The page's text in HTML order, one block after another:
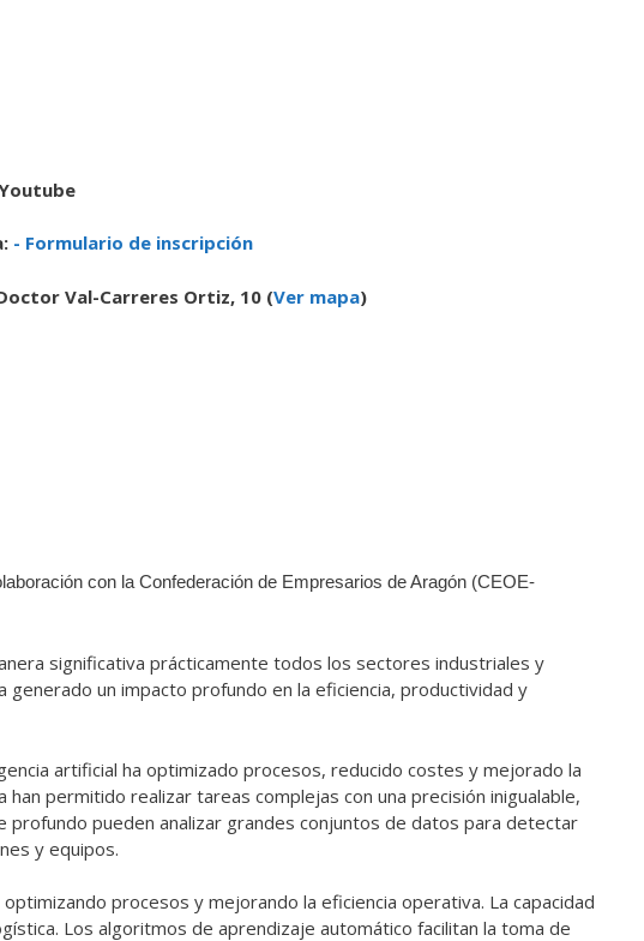
- Formulario de inscripción
Val-Carreres Ortiz, 10 (Ver mapa)
con la Confederación de Empresarios de Aragón (CEOE-
significativa prácticamente todos los sectores industriales y
generado un impacto profundo en la eficiencia, productividad y
artificial ha optimizado procesos, reducido costes y mejorado la
permitido realizar tareas complejas con una precisión inigualable,
pueden analizar grandes conjuntos de datos para detectar
y equipos.
procesos y mejorando la eficiencia operativa. La capacidad
Los algoritmos de aprendizaje automático facilitan la toma de